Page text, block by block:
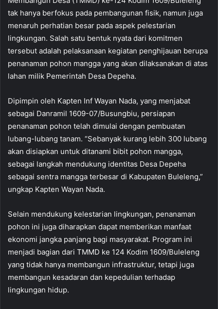
tak hanya berfokus pada pembangunan fisik, namun juga
menaruh perhatian besar pada aspek pelestarian
lingkungan. Salah satu bentuk nyata dari komitmen
tersebut adalah pelaksanaan kegiatan penghijauan berupa
penanaman pohon mangga yang akan dilaksanakan di atas
lahan milik Pemerintah Desa Depeha.
Dipimpin oleh Kapten Inf Wayan Nada, yang menjabat
sebagai Danramil 1609-07/Busungbiu, persiapan
penanaman pohon telah dimulai dengan pembuatan
lubang-lubang tanam. “Sebanyak kurang lebih 300 lubang
akan disiapkan untuk ditanami bibit pohon mangga,
sebagai langkah mendukung identitas Desa Depeha
sebagai sentra mangga terbesar di Kabupaten Buleleng,”
ungkap Kapten Wayan Nada.
Selain mendukung kelestarian lingkungan, penanaman
pohon ini juga diharapkan dapat memberikan manfaat
ekonomi jangka panjang bagi masyarakat. Program ini
menjadi bagian dari TMMD ke 124 Kodim 1609/Buleleng
yang tidak hanya membangun infrastruktur, tetapi juga
membangun kesadaran dan kepedulian terhadap
lingkungan hidup.